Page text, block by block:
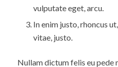
vulputate eget, arcu.
In enim justo, rhoncus
vitae, justo.
Nullam dictum felis eu pede